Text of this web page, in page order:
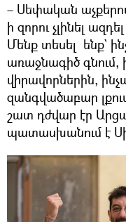
– Սեփական աչքերով
ի զորու չլինել
Մենք տեսել ենք`
առաջնագիծ գնում,
վիրավորներին,
զանգվածաբար
շատ դժվար էր
պատասխանում է